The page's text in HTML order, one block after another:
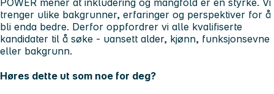
POWER mener at inkludering og mangfold er en styrke. Vi
trenger ulike bakgrunner, erfaringer og perspektiver for å
bli enda bedre. Derfor oppfordrer vi alle kvalifiserte
kandidater til å søke - uansett alder, kjønn, funksjonsevne
eller bakgrunn.
Høres dette ut som noe for deg?